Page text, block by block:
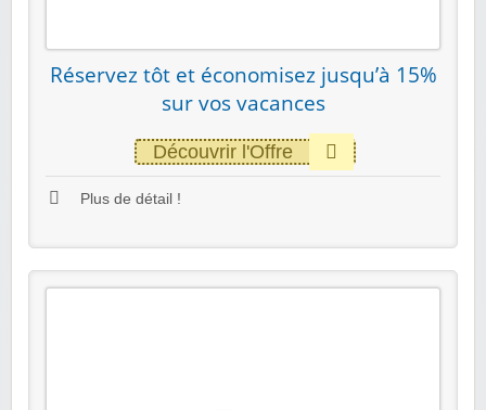
Réservez tôt et économisez jusqu’à 15%
sur vos vacances
Découvrir l'Offre
Plus de détail !